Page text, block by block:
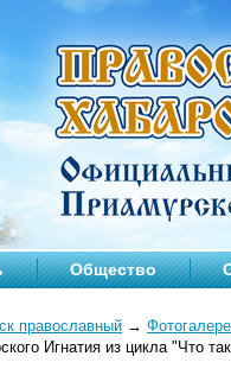
Общество
православный →
Игнатия из цикла "Что